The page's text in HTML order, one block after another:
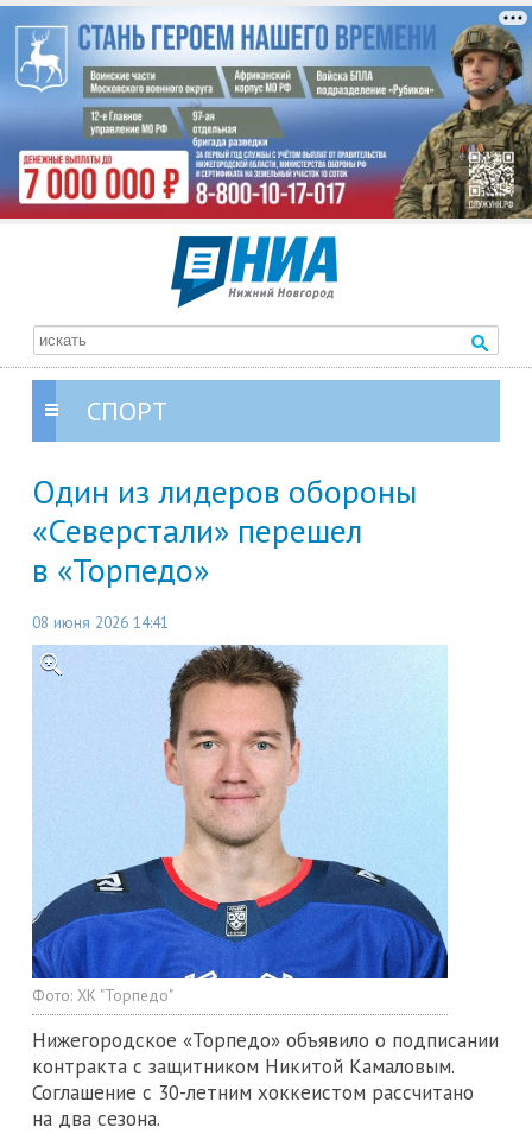
СПОРТ
Один из лидеров обороны
«Северстали» перешел
в «Торпедо»
08 июня 2026 14:41
Фото: ХК "Торпедо"
Нижегородское «Торпедо» объявило о подписании
контракта с защитником Никитой Камаловым.
Соглашение с 30-летним хоккеистом рассчитано
на два сезона.